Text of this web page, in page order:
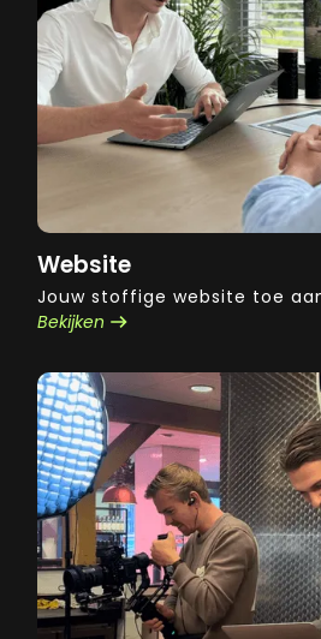
Website
Jouw stoffige website toe
Bekijken